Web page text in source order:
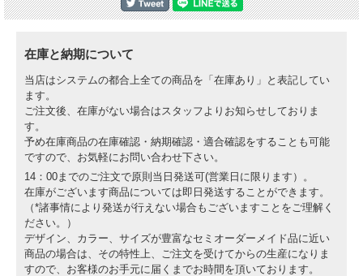
在庫と納期について
当店はシステムの都合上全ての商品を「在庫あり」と表記してい
ます。
ご注文後、在庫がない場合はスタッフよりお知らせしておりま
す。
予め在庫商品の在庫確認・納期確認・適合確認をすることも可能
ですので、お気軽にお問い合わせ下さい。
14：00までのご注文で原則当日発送可(営業日に限ります）。
在庫がございます商品については即日発送することができます。
（*諸事情により発送が行えない場合もございますことをご理解く
ださい。）
デザイン、カラー、サイズが豊富なセミオーダーメイド品に近い
商品の場合は、その特性上、ご注文を受けてからの生産になりま
すので、お客様のお手元に届くまでお時間を頂いております。